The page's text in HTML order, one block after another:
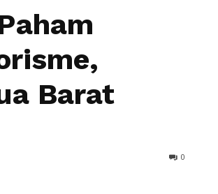
Barat
0